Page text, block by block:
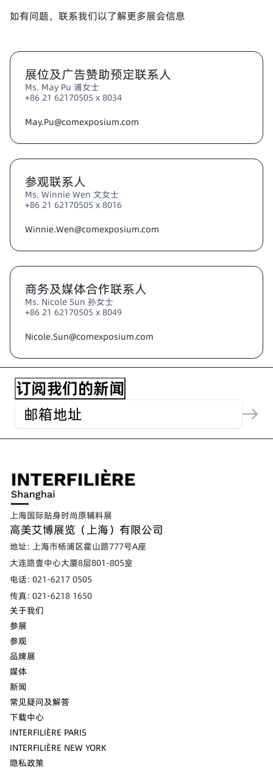
如有问题，联系我们以了解更多展会信息
展位及广告赞助预定联系人
Ms. May Pu 浦女士
+86 21 62170505 x 8034
May.Pu@comexposium.com
参观联系人
Ms. Winnie Wen 文女士
+86 21 62170505 x 8016
Winnie.Wen@comexposium.com
商务及媒体合作联系人
Ms. Nicole Sun 孙女士
+86 21 62170505 x 8049
Nicole.Sun@comexposium.com
上海国际贴身时尚原辅料展
高美艾博展览（上海）有限公司
地址: 上海市杨浦区霍山路777号A座
大连路壹中心大厦8层801-805室
电话: 021-6217 0505
传真: 021-6218 1650
关于我们
参展
参观
品牌展
媒体
新闻
常见疑问及解答
下载中心
INTERFILIÈRE PARIS
INTERFILIÈRE NEW YORK
隐私政策